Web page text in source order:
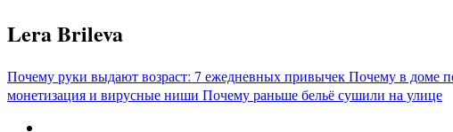
Перейти
к
Lera Brileva
Почему руки выдают возраст: 7 ежедневных привычекПочему в доме
монетизация и вирусные ниши Почему раньше бельё сушили на улице